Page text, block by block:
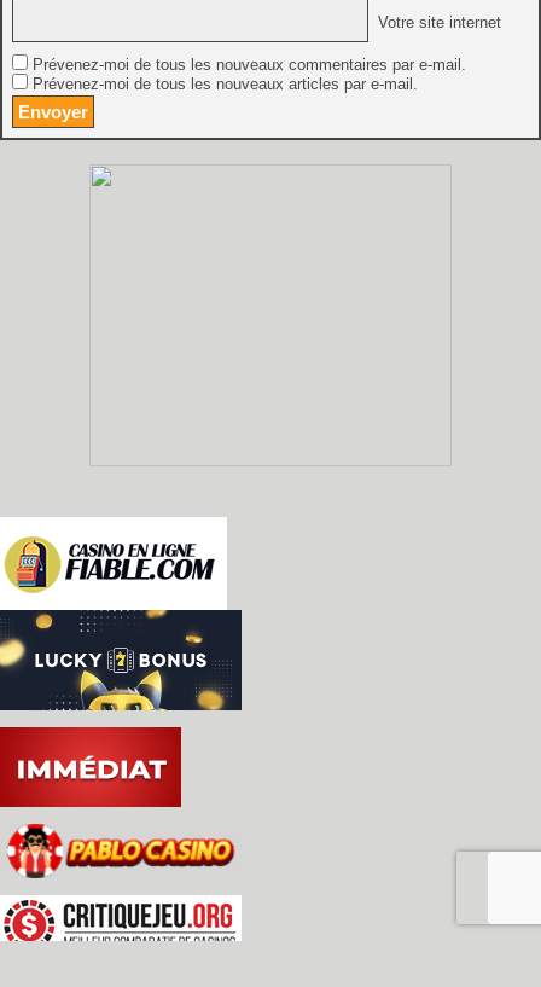
Votre site internet
Prévenez-moi de tous les nouveaux commentaires par e-mail.
Prévenez-moi de tous les nouveaux articles par e-mail.